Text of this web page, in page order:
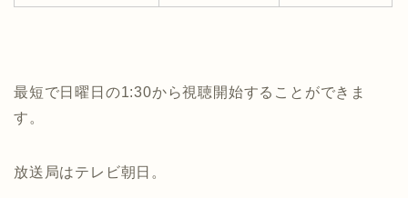
最短で日曜日の1:30から視聴開始することができま
す。
放送局はテレビ朝日。